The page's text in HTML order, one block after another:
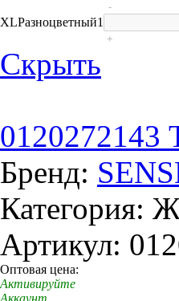
XLРазноцветный1
-
+
Скрыть
0120272143
Бренд:
Категория:
Артикул:
Оптовая цена:
Активируйте
Аккаунт